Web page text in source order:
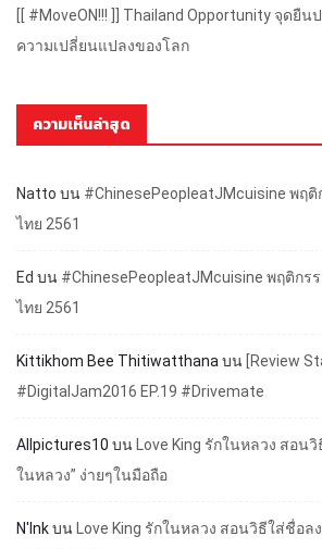
[[ #MoveON!!! ]] Thailand Opportunity จุดยื
ความเปลี่ยนแปลงของโลก
ความเห็นล่าสุด
Natto บน #ChinesePeopleatJMcuisine พฤ
ไทย 2561
Ed บน #ChinesePeopleatJMcuisine พฤติกร
ไทย 2561
Kittikhom Bee Thitiwatthana บน [Review
#DigitalJam2016 EP.19 #Drivemate
Allpictures10 บน
Love King รักในหลวง สอน
ในหลวง” ง่ายๆในมือถือ
N'Inkบน
Love King รักในหลวง สอนวิธีใส่ชื่อล